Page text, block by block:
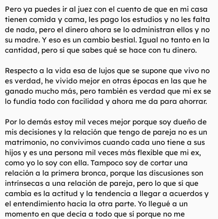
Pero ya puedes ir al juez con el cuento de que en mi casa
tienen comida y cama, les pago los estudios y no les falta
de nada, pero el dinero ahora se lo administran ellos y no
su madre. Y eso es un cambio bestial. Igual no tanto en la
cantidad, pero sí que sabes qué se hace con tu dinero.
Respecto a la vida esa de lujos que se supone que vivo no
es verdad, he vivido mejor en otras épocas en las que he
ganado mucho más, pero también es verdad que mi ex se
lo fundía todo con facilidad y ahora me da para ahorrar.
Por lo demás estoy mil veces mejor porque soy dueño de
mis decisiones y la relación que tengo de pareja no es un
matrimonio, no convivimos cuando cada uno tiene a sus
hijos y es una persona mil veces más flexible que mi ex,
como yo lo soy con ella. Tampoco soy de cortar una
relación a la primera bronca, porque las discusiones son
intrínsecas a una relación de pareja, pero lo que sí que
cambia es la actitud y la tendencia a llegar a acuerdos y
el entendimiento hacia la otra parte. Yo llegué a un
momento en que decía a todo que sí porque no me